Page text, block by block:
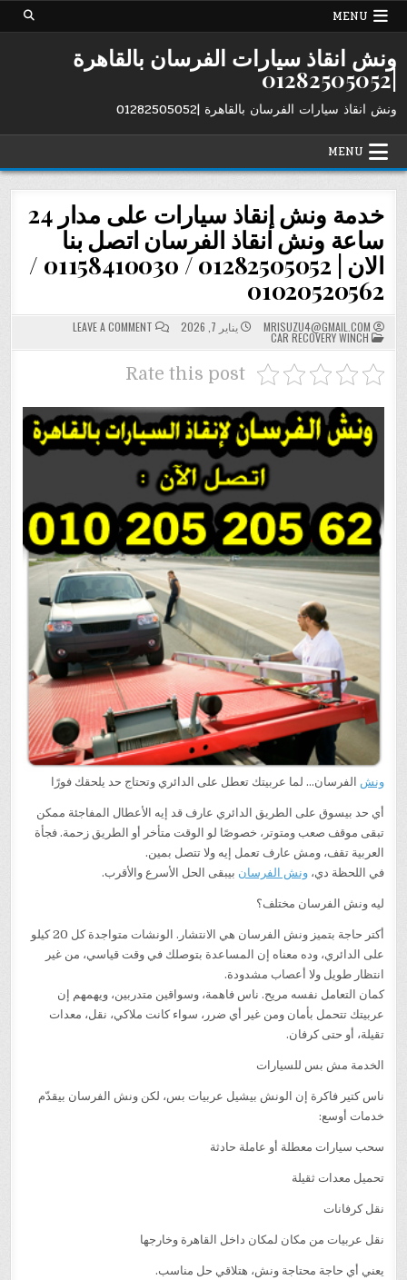
Skip
MENU
ونش انقاذ سيارات الفرسان بالقاهرة
|01282505052
ونش انقاذ سيارات الفرسان بالقاهرة |01282505052
MENU
خدمة ونش إنقاذ سيارات على مدار 24
ساعة ونش انقاذ الفرسان اتصل بنا
الان | 01282505052 / 01158410030 /
01020520562
MRISUZU4@GMAIL.COM يناير 7, 2026 LEAVE A COMMENT
ON
خدمة
ونش
ساعة
ونش
انقاذ
الفرسان
01282505052
/
01158410030
01020520562
POSTED
IN
CAR RECOVERY WINCH
Rate this post
ونش الفرسان… لما عربيتك تعطل على الدائري وتحتاج حد يلحقك فورًا
أي حد بيسوق على الطريق الدائري عارف قد إيه الأعطال المفاجئة ممكن
تبقى موقف صعب ومتوتر، خصوصًا لو الوقت متأخر أو الطريق زحمة. فجأة
العربية تقف، ومش عارف تعمل إيه ولا تتصل بمين.
في اللحظة دي،ونش الفرسان بيبقى الحل الأسرع والأقرب.
ليه ونش الفرسان مختلف؟
أكتر حاجة بتميز ونش الفرسان هي الانتشار. الونشات متواجدة كل 20 كيلو
على الدائري، وده معناه إن المساعدة بتوصلك في وقت قياسي، من غير
انتظار طويل ولا أعصاب مشدودة.
كمان التعامل نفسه مريح. ناس فاهمة، وسواقين متدربين، ويهمهم إن
عربيتك تتحمل بأمان ومن غير أي ضرر، سواء كانت ملاكي، نقل، معدات
تقيلة، أو حتى كرفان.
الخدمة مش بس للسيارات
ناس كتير فاكرة إن الونش بيشيل عربيات بس، لكن ونش الفرسان بيقدّم
خدمات أوسع:
سحب سيارات معطلة أو عاملة حادثة
تحميل معدات ثقيلة
نقل كرفانات
نقل عربيات من مكان لمكان داخل القاهرة وخارجها
يعني أي حاجة محتاجة ونش، هتلاقي حل مناسب.